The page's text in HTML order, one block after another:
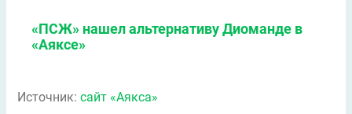
«ПСЖ» нашел альтернативу Диоманде в
«Аяксе»
Источник: сайт «Аякса»